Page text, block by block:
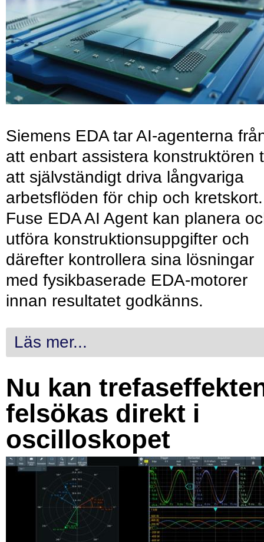
Siemens EDA tar AI-agenterna
att enbart assistera konstruktören
att självständigt driva långvariga
arbetsflöden för chip och kretskort.
Fuse EDA AI Agent kan planera
utföra konstruktionsuppgifter och
därefter kontrollera sina lösningar
med fysikbaserade EDA-motorer
innan resultatet godkänns.
Läs mer...
Nu kan
felsökas direkt i
oscilloskopet